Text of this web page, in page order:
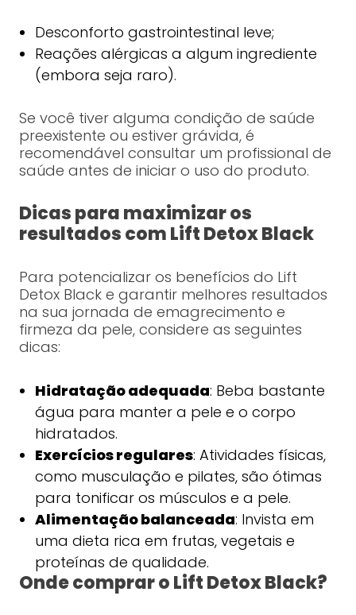
Desconforto gastrointestinal leve;
Reações alérgicas a algum ingrediente
(embora seja raro).
Se você tiver alguma condição de saúde
preexistente ou estiver grávida, é
recomendável consultar um profissional de
saúde antes de iniciar o uso do produto.
Dicas para maximizar os
resultados com Lift Detox Black
Para potencializar os benefícios do Lift
Detox Black e garantir melhores resultados
na sua jornada de emagrecimento e
firmeza da pele, considere as seguintes
dicas:
Hidratação adequada: Beba bastante
água para manter a pele e o corpo
hidratados.
Exercícios regulares: Atividades físicas,
como musculação e pilates, são ótimas
para tonificar os músculos e a pele.
Alimentação balanceada: Invista em
uma dieta rica em frutas, vegetais e
proteínas de qualidade.
Onde comprar o Lift Detox Black?